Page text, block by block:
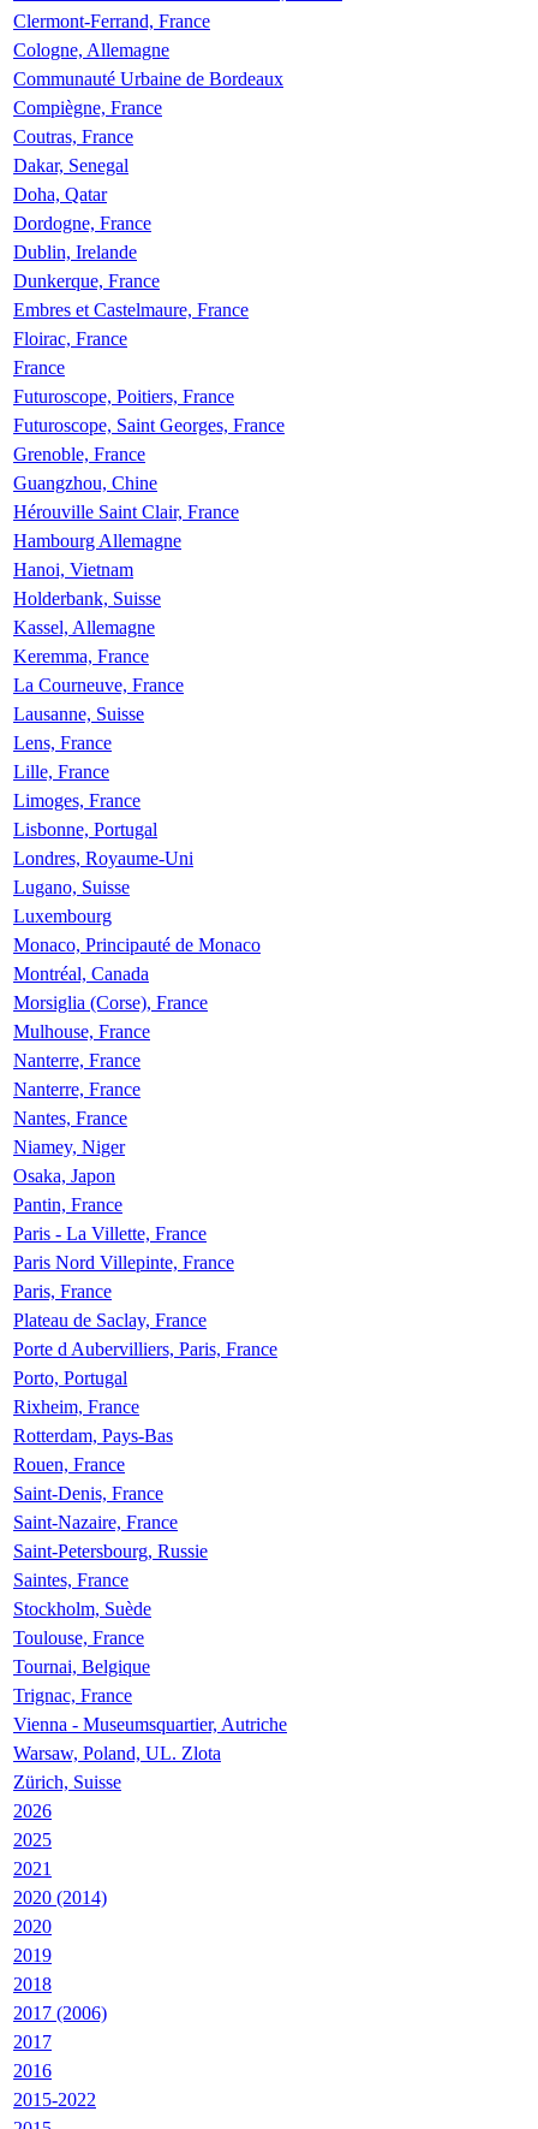
Clermont-Ferrand, France
Cologne, Allemagne
Communauté Urbaine de Bordeaux
Compiègne, France
Coutras, France
Dakar, Senegal
Doha, Qatar
Dordogne, France
Dublin, Irelande
Dunkerque, France
Embres et Castelmaure, France
Floirac, France
France
Futuroscope, Poitiers, France
Futuroscope, Saint Georges, France
Grenoble, France
Guangzhou, Chine
Hérouville Saint Clair, France
Hambourg Allemagne
Hanoi, Vietnam
Holderbank, Suisse
Kassel, Allemagne
Keremma, France
La Courneuve, France
Lausanne, Suisse
Lens, France
Lille, France
Limoges, France
Lisbonne, Portugal
Londres, Royaume-Uni
Lugano, Suisse
Luxembourg
Monaco, Principauté de Monaco
Montréal, Canada
Morsiglia (Corse), France
Mulhouse, France
Nanterre, France
Nanterre, France
Nantes, France
Niamey, Niger
Osaka, Japon
Pantin, France
Paris - La Villette, France
Paris Nord Villepinte, France
Paris, France
Plateau de Saclay, France
Porte d Aubervilliers, Paris, France
Porto, Portugal
Rixheim, France
Rotterdam, Pays-Bas
Rouen, France
Saint-Denis, France
Saint-Nazaire, France
Saint-Petersbourg, Russie
Saintes, France
Stockholm, Suède
Toulouse, France
Tournai, Belgique
Trignac, France
Vienna - Museumsquartier, Autriche
Warsaw, Poland, UL. Zlota
Zürich, Suisse
2026
2025
2021
2020 (2014)
2020
2019
2018
2017 (2006)
2017
2016
2015-2022